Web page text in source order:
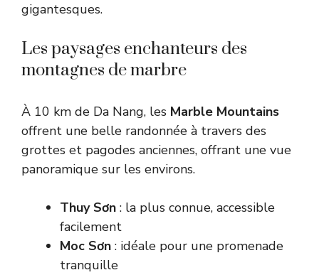
gigantesques.
Les paysages enchanteurs des
montagnes de marbre
À 10 km de Da Nang, les Marble Mountains
offrent une belle randonnée à travers des
grottes et pagodes anciennes, offrant une vue
panoramique sur les environs.
Thuy Sơn : la plus connue, accessible
facilement
Moc Sơn : idéale pour une promenade
tranquille